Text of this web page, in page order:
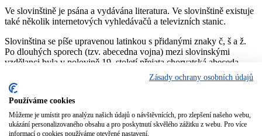
Ve slovinštině je psána a vydávána literatura. Ve slovinštině existuje
také několik internetových vyhledávačů a televizních stanic.
Slovinština se píše upravenou latinkou s přidanými znaky č, š a ž.
Po dlouhých sporech (tzv. abecedna vojna) mezi slovinskými
vzdělanci byla v polovině 19. století přejata chorvatská abeceda
Ljudevita Gaje, ze které byly odstraněny znaky, které slovinština
nepoužívá. Ta nahradila předchozí tzv. metelčici a bohoričici, tedy
písma, která nepoužívala diakritiku, ale pokoušela se hlásky, které
nemají v latince ekvivalent, nahradit zcela novými znaky – mnohdy
výpůjčkami z cyrilice nebo tvorbou ligatur písmen latinky.
Zásady ochrany osobních údajů
Používáme cookies
Můžeme je umístit pro analýzu našich údajů o návštěvnících, pro zlepšení našeho webu,
ukázání personalizovaného obsahu a pro poskytnutí skvělého zážitku z webu. Pro více
informací o cookies používáme otevřené nastavení.